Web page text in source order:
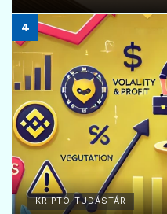
KRIPTO TUDÁSTÁR